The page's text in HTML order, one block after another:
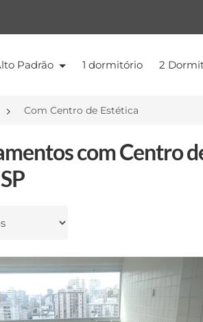
Padrão 1 dormitório 2
Com Centro de Estética
com Centro